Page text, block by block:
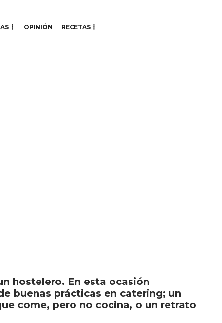
OPINIÓN RECETAS
hostelero. En esta ocasión
buenas prácticas en catering; un
come, pero no cocina, o un retrato